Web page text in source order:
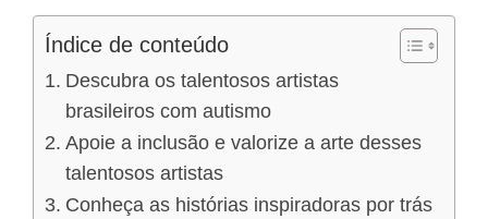
Índice de conteúdo
Descubra os talentosos artistas
brasileiros com autismo
Apoie a inclusão e valorize a arte desses
talentosos artistas
Conheça as histórias inspiradoras por trás